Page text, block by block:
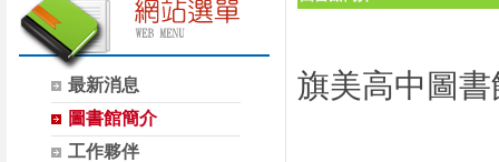
最新消息
圖書館簡介
工作夥伴
旗美高中圖